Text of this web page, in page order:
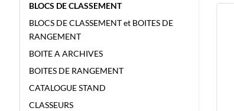
BLOCS DE CLASSEMENT
BLOCS DE CLASSEMENT et BOITES DE
RANGEMENT
BOITE A ARCHIVES
BOITES DE RANGEMENT
CATALOGUE STAND
CLASSEURS